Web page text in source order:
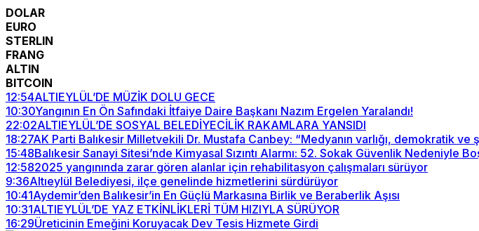
DOLAR
EURO
STERLIN
FRANG
ALTIN
BITCOIN
12:54ALTIEYLÜL’DE MÜZİK DOLU GECE
10:30Yangının En Ön Safındaki İtfaiye Daire Başkanı Nazım Ergelen Yaralandı!
22:02ALTIEYLÜL’DE SOSYAL BELEDİYECİLİK RAKAMLARA YANSIDI
18:27AK Parti Balıkesir Milletvekili Dr. Mustafa Canbey: “Medyanın varlığı, demokratik
15:48Balıkesir Sanayi Sitesi’nde Kimyasal Sızıntı Alarmı: 52. Sokak Güvenlik Nedeniyle
12:582025 yangınında zarar gören alanlar için rehabilitasyon çalışmaları sürüyor
9:36Altıeylül Belediyesi, ilçe genelinde hizmetlerini sürdürüyor
10:41Aydemir’den Balıkesir’in En Güçlü Markasına Birlik ve Beraberlik Aşısı
10:31ALTIEYLÜL’DE YAZ ETKİNLİKLERİ TÜM HIZIYLA SÜRÜYOR
16:29Üreticinin Emeğini Koruyacak Dev Tesis Hizmete Girdi